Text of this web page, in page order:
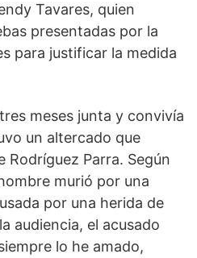
Tavares, quien
presentadas por la
para justificar la medida
meses junta y convivía
un altercado que
Rodríguez Parra. Según
murió por una
por una herida de
audiencia, el acusado
lo he amado,